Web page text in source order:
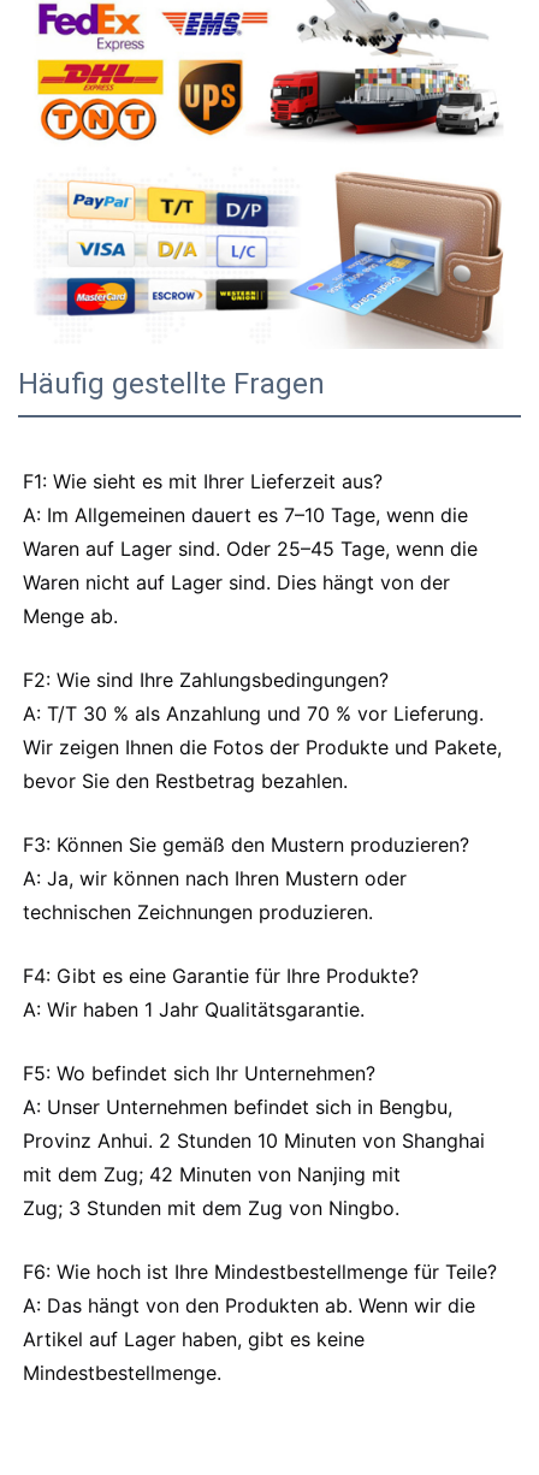
Häufig gestellte Fragen
F1: Wie sieht es mit Ihrer Lieferzeit aus?
A: Im Allgemeinen dauert es 7–10 Tage, wenn die
Waren auf Lager sind. Oder 25–45 Tage, wenn die
Waren nicht auf Lager sind. Dies hängt von der
Menge ab.
F2: Wie sind Ihre Zahlungsbedingungen?
A: T/T 30 % als Anzahlung und 70 % vor Lieferung.
Wir zeigen Ihnen die Fotos der Produkte und Pakete,
bevor Sie den Restbetrag bezahlen.
F3: Können Sie gemäß den Mustern produzieren?
A: Ja, wir können nach Ihren Mustern oder
technischen Zeichnungen produzieren.
F4: Gibt es eine Garantie für Ihre Produkte?
A: Wir haben 1 Jahr Qualitätsgarantie.
F5: Wo befindet sich Ihr Unternehmen?
A: Unser Unternehmen befindet sich in Bengbu,
Provinz Anhui. 2 Stunden 10 Minuten von Shanghai
mit dem Zug; 42 Minuten von Nanjing mit
Zug; 3 Stunden mit dem Zug von Ningbo.
F6: Wie hoch ist Ihre Mindestbestellmenge für Teile?
A: Das hängt von den Produkten ab. Wenn wir die
Artikel auf Lager haben, gibt es keine
Mindestbestellmenge.